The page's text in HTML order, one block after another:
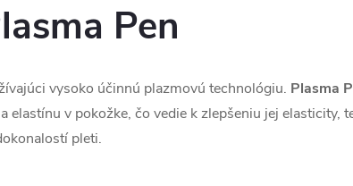
Pen
vysoko účinnú plazmovú technológiu. Plasma
v pokožke, čo vedie k zlepšeniu jej elasticity,
pleti.